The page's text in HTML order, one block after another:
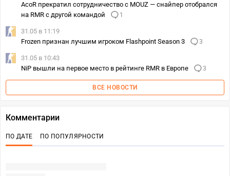
AcoR прекратил сотрудничество с MOUZ — снайпер отобрался
на RMR с другой командой
1
31.05 в 11:19
Frozen признан лучшим игроком Flashpoint Season 3
3
31.05 в 10:43
NiP вышли на первое место в рейтинге RMR в Европе
3
ВСЕ НОВОСТИ
Комментарии
ПО ДАТЕ ПО ПОПУЛЯРНОСТИ